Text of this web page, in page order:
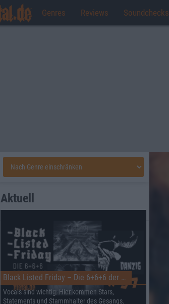
Genres Reviews Soundchecks
Aktuell
Black Listed Friday – Die 6+6+6 der Woche
Vocals sind wichtig: Hier kommen Stars,
Statements und Stammhalter des Gesangs.